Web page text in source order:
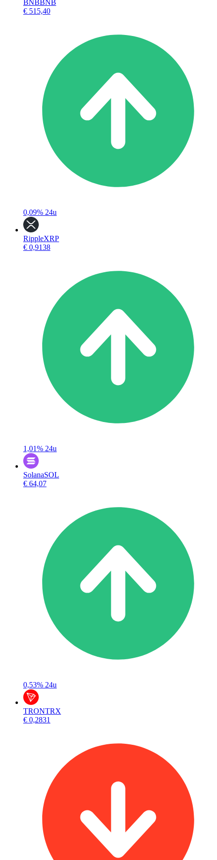
BNB BNB
€ 515,40
0,09% 24u
RippleXRP
€ 0,9138
1,01% 24u
SolanaSOL
€ 64,07
0,53% 24u
TRONTRX
€ 0,2831